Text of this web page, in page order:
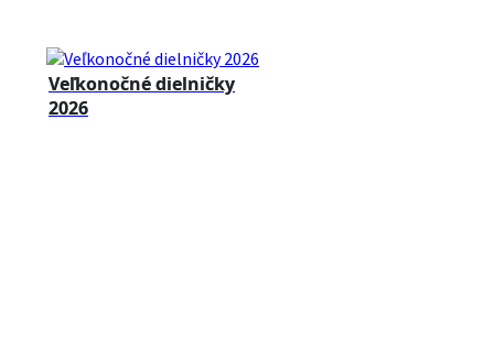
Veľkonočné dielničky
2026